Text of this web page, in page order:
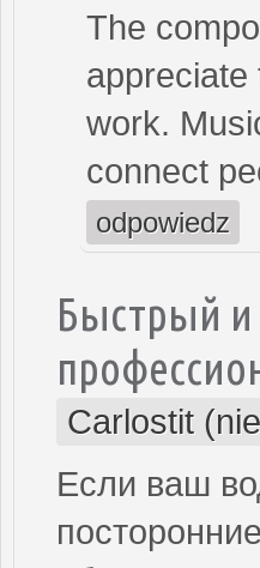
The
appreciate
work.
connect
odpowiedz
Быстрый и
Carlostit
Если ваш